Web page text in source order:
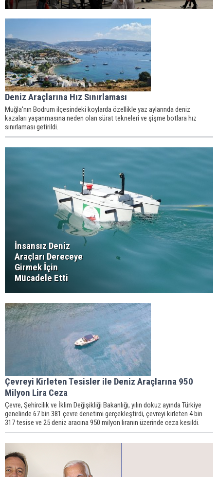
Deniz Araçlarına Hız Sınırlaması
Muğla'nın Bodrum ilçesindeki koylarda özellikle yaz aylarında deniz
kazaları yaşanmasına neden olan sürat tekneleri ve şişme botlara hız
sınırlaması getirildi.
İnsansız Deniz
Araçları Dereceye
Girmek İçin
Mücadele Etti
Çevreyi Kirleten Tesisler ile Deniz Araçlarına 950
Milyon Lira Ceza
Çevre, Şehircilik ve İklim Değişikliği Bakanlığı, yılın dokuz ayında Türkiye
genelinde 67 bin 381 çevre denetimi gerçekleştirdi, çevreyi kirleten 4 bin
317 tesise ve 25 deniz aracına 950 milyon liranın üzerinde ceza kesildi.